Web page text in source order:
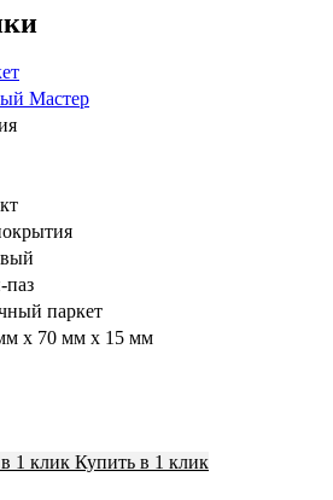
Мастер
паркет
x 70 мм x 15 мм
Купить в 1 клик